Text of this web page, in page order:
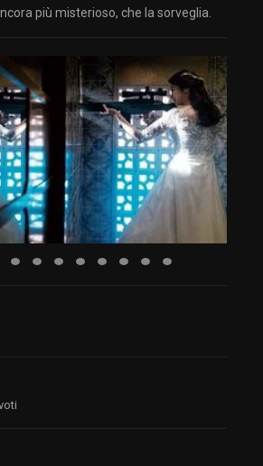
più misterioso, che la sorveglia.